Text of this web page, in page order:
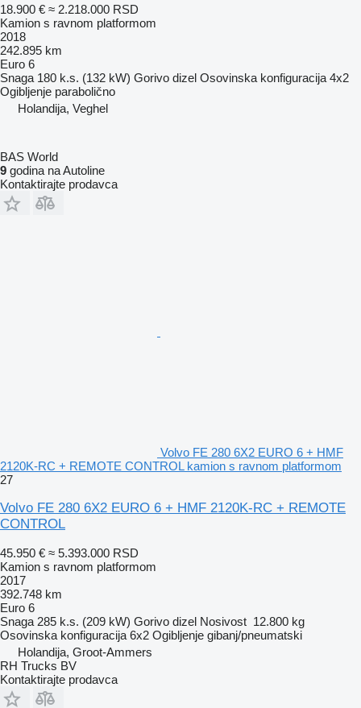
18.900 € ≈ 2.218.000 RSD
Kamion s ravnom platformom
2018
242.895 km
Euro 6
Snaga 180 k.s. (132 kW) Gorivo dizel Osovinska konfiguracija 4x2
Ogibljenje parabolično
Holandija, Veghel
BAS World
9 godina na Autoline
Kontaktirajte prodavca
Volvo FE 280 6X2 EURO 6 + HMF
2120K-RC + REMOTE CONTROL kamion s ravnom platformom
27
Volvo FE 280 6X2 EURO 6 + HMF 2120K-RC + REMOTE
CONTROL
45.950 € ≈ 5.393.000 RSD
Kamion s ravnom platformom
2017
392.748 km
Euro 6
Snaga 285 k.s. (209 kW) Gorivo dizel Nosivost 12.800 kg
Osovinska konfiguracija 6x2 Ogibljenje gibanj/pneumatski
Holandija, Groot-Ammers
RH Trucks BV
Kontaktirajte prodavca